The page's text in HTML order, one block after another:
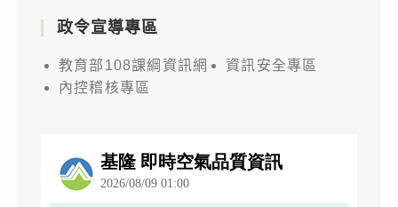
政令宣導專區
教育部108課綱資訊網
資訊安全專區
內控稽核專區